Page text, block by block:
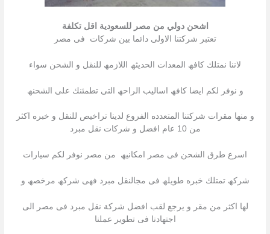
اشحن دولي من مصر للسعودية اقل تكلفة
تعتبر شركتنا الاولى دائما بین شركات فى مصر
لاننا نمتلك كافھ المعدات الحدیثھ اللازمھ للنقل و الشحن سواء
و نوفر لكم ایضا كافھ اسالیب الراحھ التى تطمئنك على الشحنھ
و منھا مقرات شركتنا المتعدده الفروع لدینا تراخیص للنقل و خبره اكثر
من 10 عام افضل و شركات نقل مبرد
اسرع طرق الشحن فى مصر امكانیھ من مصر نوفر لكم سیارات
شركھ تمتلك خبره طویلھ فى مجالنقل مبرد فھى شركھ مرخصھ و
لھا اكثر من مقر و یرجع لقب افضل شركة نقل مبرد فى مصر الى
اجتھادنا فى تطویر عملنا